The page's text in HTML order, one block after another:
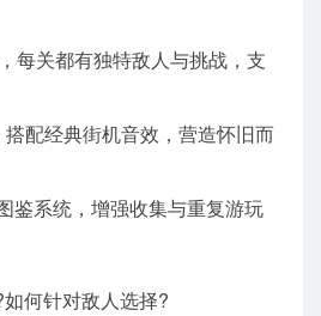
每关都有独特敌人与挑战，支
配经典街机音效，营造怀旧而
鉴系统，增强收集与重复游玩
何针对敌人选择?